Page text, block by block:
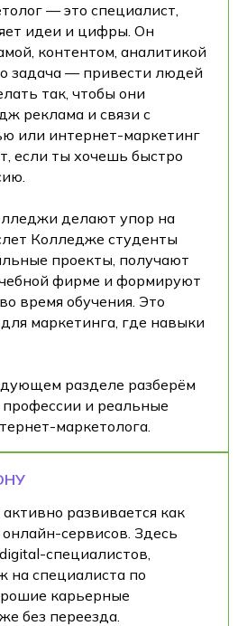
— это специалист,
идеи и цифры. Он
контентом, аналитикой
задача — привести людей
так, чтобы они
реклама и связи с
или интернет-маркетинг
если ты хочешь быстро
делают упор на
Колледже студенты
проекты, получают
фирме и формируют
время обучения. Это
маркетинга, где навыки
разделе разберём
и реальные
маркетолога.
развивается как
сервисов. Здесь
специалистов,
на специалиста по
карьерные
без переезда.